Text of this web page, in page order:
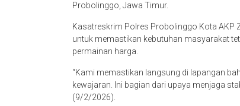
Probolinggo, Jawa Timur.
Kasatreskrim Polres Probolinggo Kota AKP
untuk memastikan kebutuhan masyarakat
permainan harga.
“Kami memastikan langsung di lapangan
kewajaran. Ini bagian dari upaya menjaga
(9/2/2026).